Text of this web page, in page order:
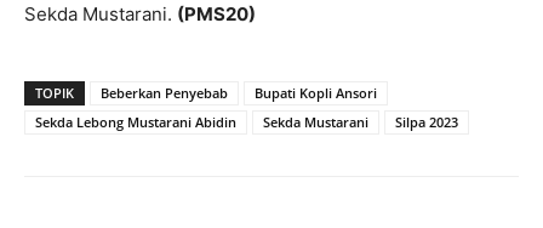
Sekda Mustarani. (PMS20)
TOPIK Beberkan Penyebab
Bupati Kopli Ansori
Sekda Lebong Mustarani Abidin
Sekda Mustarani Silpa 2023